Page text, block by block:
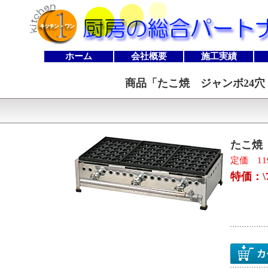
ホーム 会社概要 施工実績
商品「 たこ焼 ジャンボ24穴
たこ焼
定価
特価：